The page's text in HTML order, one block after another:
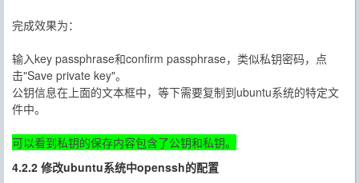
完成效果为：
输入key passphrase和confirm passphrase，类似私钥密码，点
击"Save private key"。
公钥信息在上面的文本框中，等下需要复制到ubuntu系统的特定文
件中。
可以看到私钥的保存内容包含了公钥和私钥。
4.2.2 修改ubuntu系统中openssh的配置